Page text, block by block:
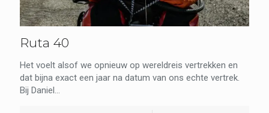
Ruta 40
Het voelt alsof we opnieuw op wereldreis vertrekken en
dat bijna exact een jaar na datum van ons echte vertrek.
Bij Daniel...